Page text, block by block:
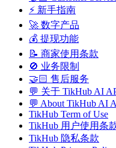
⚡ 新手指南
🚀 数字产品
💰 提现功能
📝 商家使用条款
🚫 业务限制
🤝🏻 售后服务
💬 关于 TikHub AI
💬 About TikHub AI
TikHub Term of Use
TikHub 用户使用条
TikHub 隐私条款